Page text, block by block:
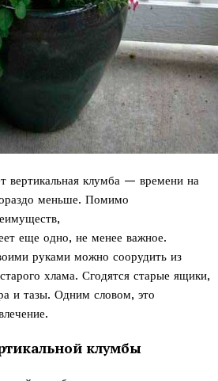
вертикальная клумба — времени на
меньше. Помимо
еще одно, не менее важное.
руками можно соорудить из
хлама. Сгодятся старые ящики,
и тазы. Одним словом, это
клумбы